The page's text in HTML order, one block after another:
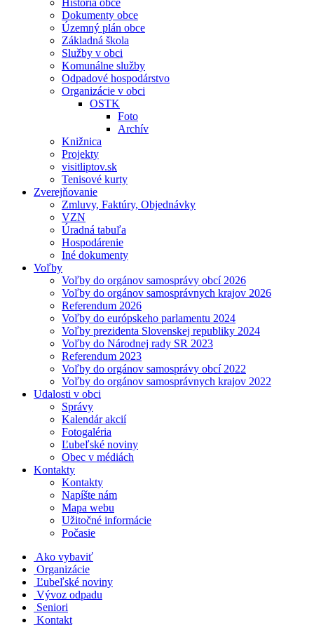
História obce
Dokumenty obce
Územný plán obce
Základná škola
Služby v obci
Komunálne služby
Odpadové hospodárstvo
Organizácie v obci
OSTK
Foto
Archív
Knižnica
Projekty
visitliptov.sk
Tenisové kurty
Zverejňovanie
Zmluvy, Faktúry, Objednávky
VZN
Úradná tabuľa
Hospodárenie
Iné dokumenty
Voľby
Voľby do orgánov samosprávy obcí 2026
Voľby do orgánov samosprávnych krajov 2026
Referendum 2026
Voľby do európskeho parlamentu 2024
Voľby prezidenta Slovenskej republiky 2024
Voľby do Národnej rady SR 2023
Referendum 2023
Voľby do orgánov samosprávy obcí 2022
Voľby do orgánov samosprávnych krajov 2022
Udalosti v obci
Správy
Kalendár akcií
Fotogaléria
Ľubeľské noviny
Obec v médiách
Kontakty
Kontakty
Napíšte nám
Mapa webu
Užitočné informácie
Počasie
Ako vybaviť
Organizácie
Ľubeľské noviny
Vývoz odpadu
Seniori
Kontakt